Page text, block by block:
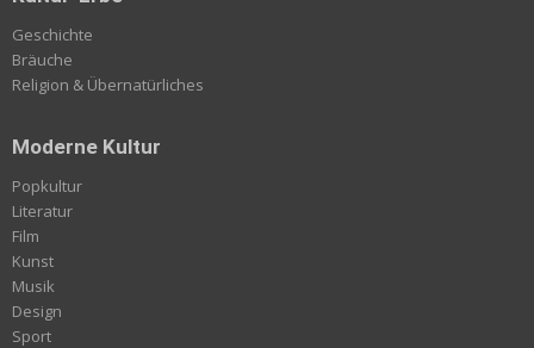
Geschichte
Bräuche
Religion & Übernatürliches
Moderne Kultur
Popkultur
Literatur
Film
Kunst
Musik
Design
Sport